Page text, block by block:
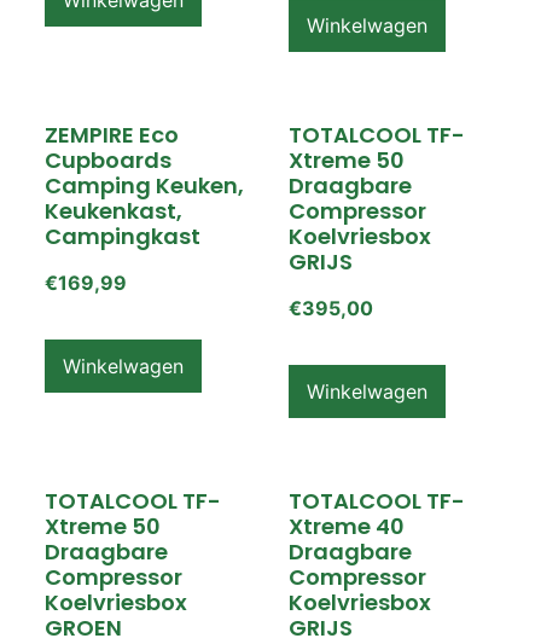
Winkelwagen
ZEMPIRE Eco
Cupboards
Camping Keuken,
Keukenkast,
Campingkast
€169,99
Winkelwagen
TOTALCOOL TF-
Xtreme 50
Draagbare
Compressor
Koelvriesbox
GRIJS
€395,00
Winkelwagen
TOTALCOOL TF-
Xtreme 50
Draagbare
Compressor
Koelvriesbox
GROEN
TOTALCOOL TF-
Xtreme 40
Draagbare
Compressor
Koelvriesbox
GRIJS